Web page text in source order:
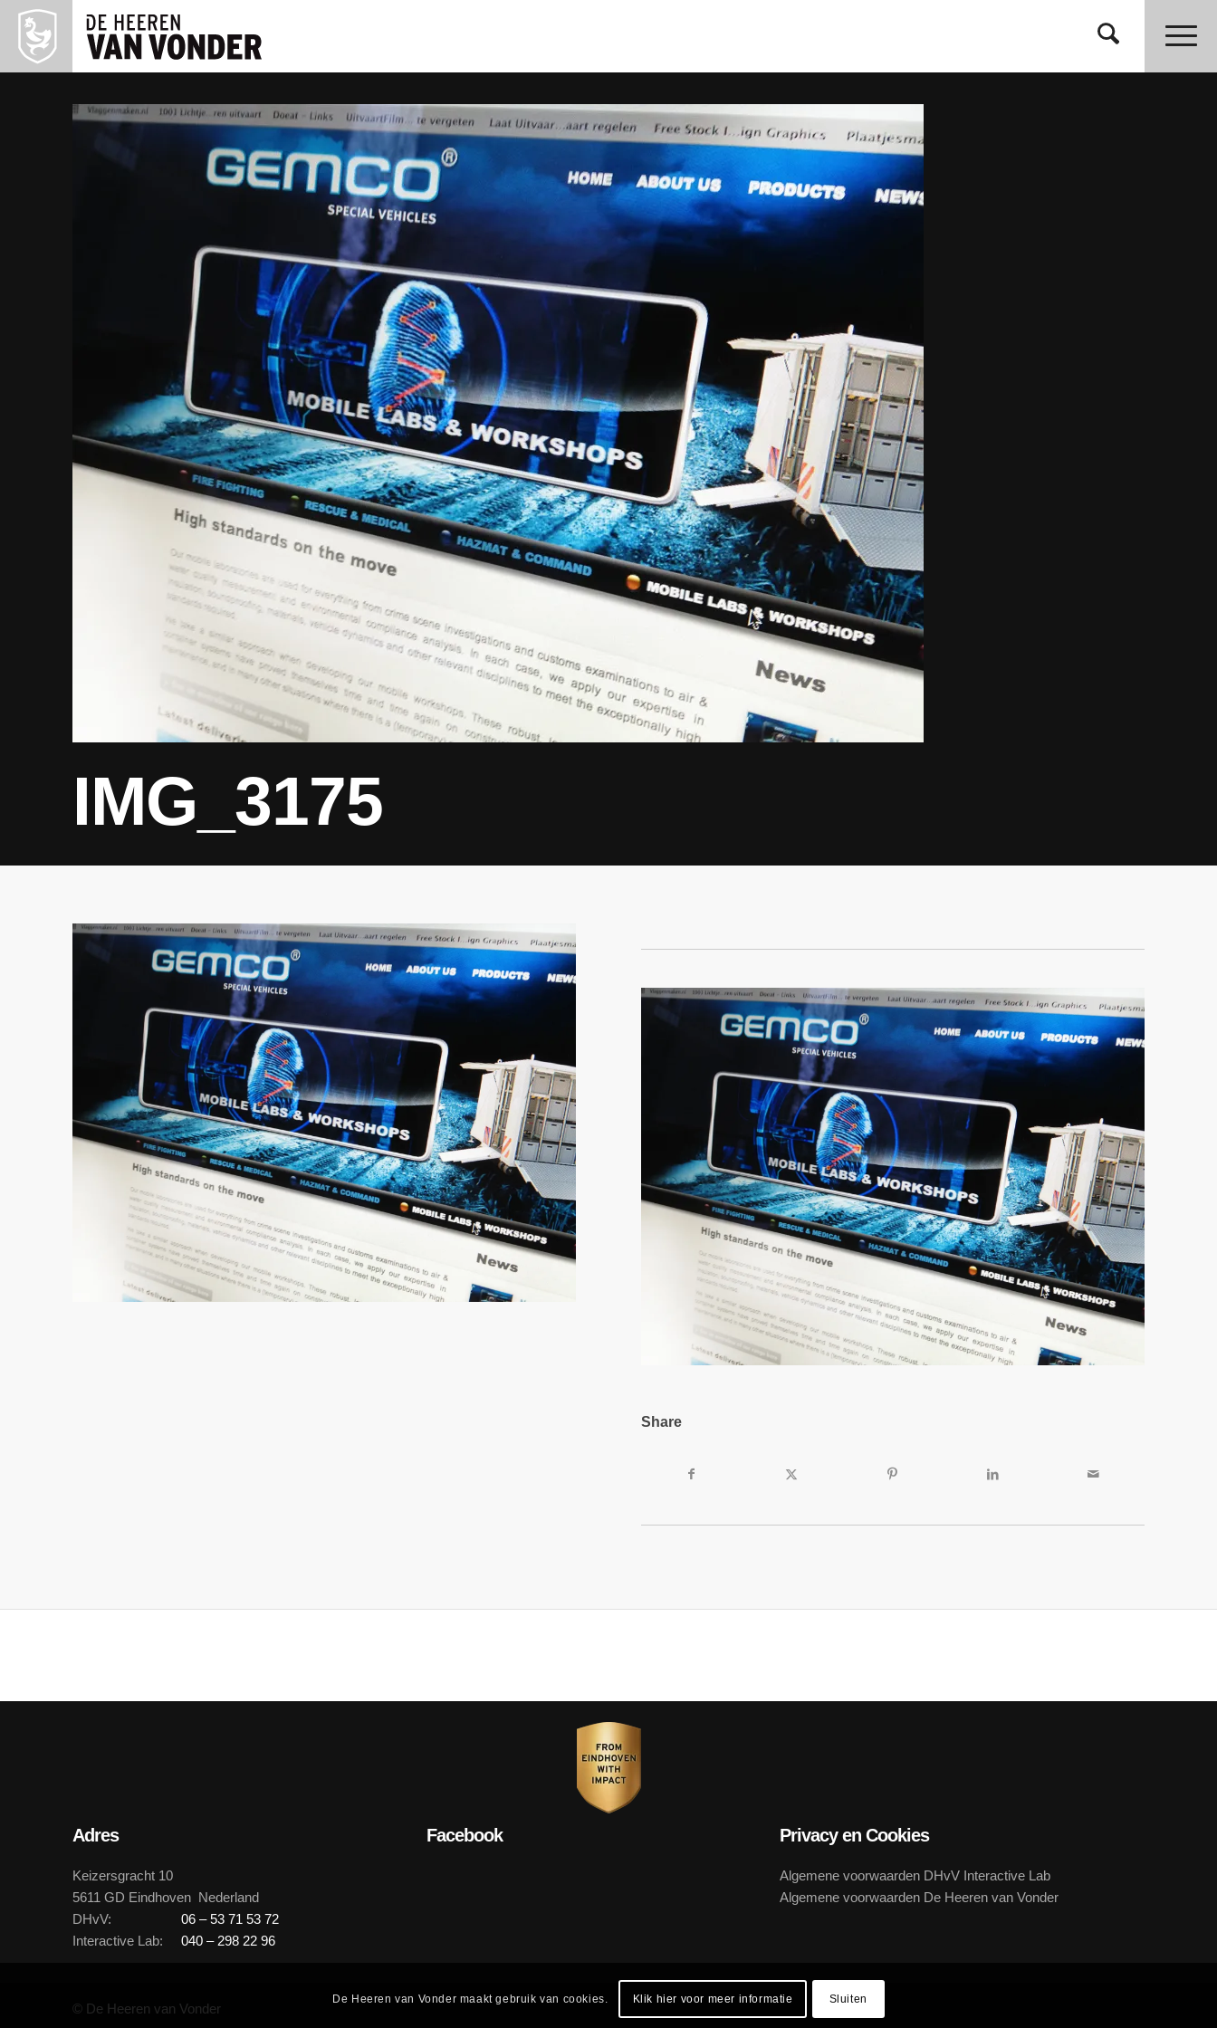
IMG_3175
Share
Adres
Keizersgracht 10
5611 GD Eindhoven Nederland
DHvV:
06 – 53 71 53 72
Interactive Lab:
040 – 298 22 96
Facebook Privacy en Cookies
Algemene voorwaarden DHvV Interactive Lab
Algemene voorwaarden De Heeren van Vonder
© De Heeren van Vonder
De Heeren van Vonder maakt gebruik van cookies. Klik hier voor meer informatie Sluiten